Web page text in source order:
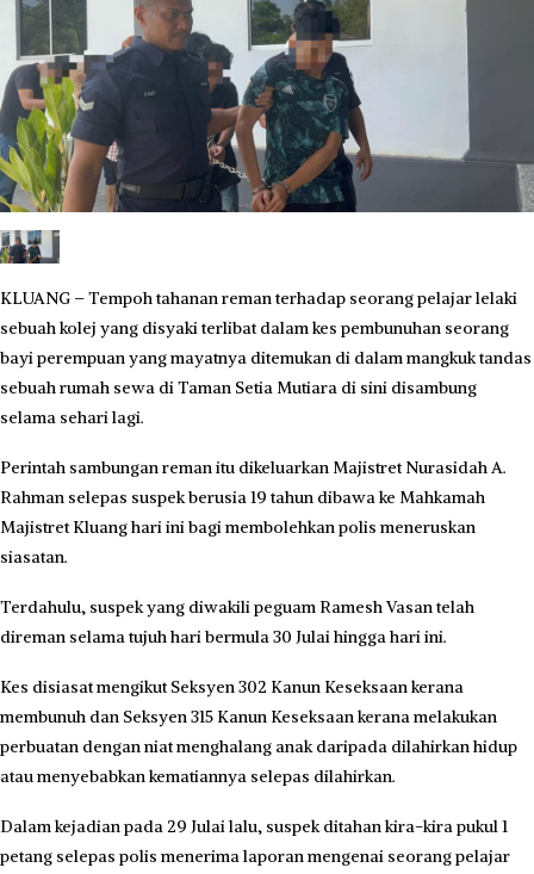
KLUANG – Tempoh tahanan reman terhadap seorang pelajar lelaki
sebuah kolej yang disyaki terlibat dalam kes pembunuhan seorang
bayi perempuan yang mayatnya ditemukan di dalam mangkuk tandas
sebuah rumah sewa di Taman Setia Mutiara di sini disambung
selama sehari lagi.
Perintah sambungan reman itu dikeluarkan Majistret Nurasidah A.
Rahman selepas suspek berusia 19 tahun dibawa ke Mahkamah
Majistret Kluang hari ini bagi membolehkan polis meneruskan
siasatan.
Terdahulu, suspek yang diwakili peguam Ramesh Vasan telah
direman selama tujuh hari bermula 30 Julai hingga hari ini.
Kes disiasat mengikut Seksyen 302 Kanun Keseksaan kerana
membunuh dan Seksyen 315 Kanun Keseksaan kerana melakukan
perbuatan dengan niat menghalang anak daripada dilahirkan hidup
atau menyebabkan kematiannya selepas dilahirkan.
Dalam kejadian pada 29 Julai lalu, suspek ditahan kira-kira pukul 1
petang selepas polis menerima laporan mengenai seorang pelajar